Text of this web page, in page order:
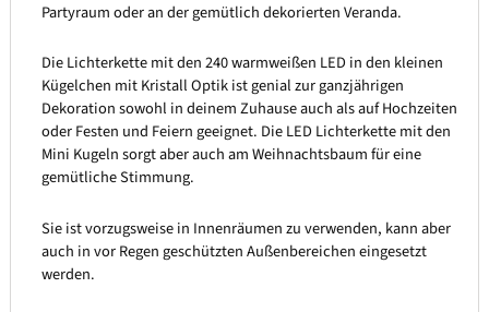
Partyraum oder an der gemütlich dekorierten Veranda.
Die Lichterkette mit den 240 warmweißen LED in den kleinen
Kügelchen mit Kristall Optik ist genial zur ganzjährigen
Dekoration sowohl in deinem Zuhause auch als auf Hochzeiten
oder Festen und Feiern geeignet. Die LED Lichterkette mit den
Mini Kugeln sorgt aber auch am Weihnachtsbaum für eine
gemütliche Stimmung.
Sie ist vorzugsweise in Innenräumen zu verwenden, kann aber
auch in vor Regen geschützten Außenbereichen eingesetzt
werden.